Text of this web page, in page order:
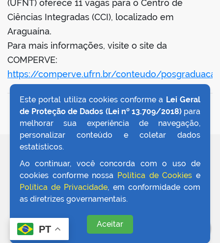
portal
(UFNT) oferece 11 vagas para o Centro de
Ciências Integradas (CCI), localizado em
Araguaína.
Para mais informações, visite o site da
COMPERVE:
https://comperve.ufrn.br/conteudo/
VOLTAR AO TOPO
Este portal utiliza cookies conforme a Lei Geral
de Proteção de Dados (Lei nº 13.709/2018)para
melhorar sua experiência de navegação,
personalizar conteúdo e coletar dados
estatísticos.
Ao continuar, você concorda com o uso de
cookies conforme nossa Política de Cookies e
Política de Privacidade, em conformidade com
as diretrizes governamentais.
Aceitar
PT